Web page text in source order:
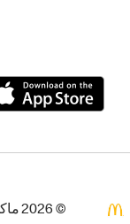
© 2026 ماكدونالدز. جميع الحقوق محفوظة.